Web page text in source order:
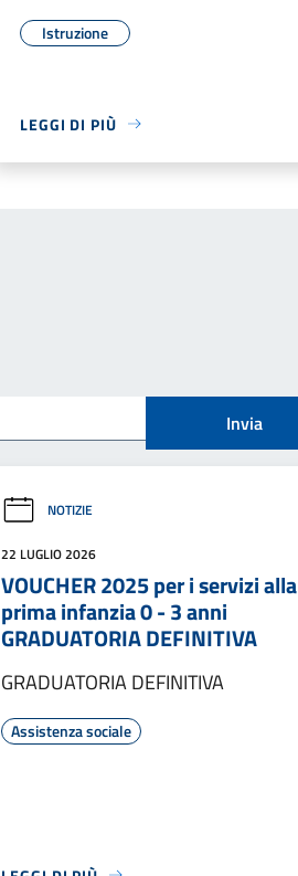
Istruzione
LEGGI DI PIÙ
Invia
NOTIZIE
22 LUGLIO 2026
VOUCHER 2025 per i servizi alla
prima infanzia 0 - 3 anni
GRADUATORIA DEFINITIVA
GRADUATORIA DEFINITIVA
Assistenza sociale